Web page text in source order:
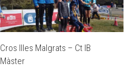
Cros Illes Malgrats – Ct IB
Màster